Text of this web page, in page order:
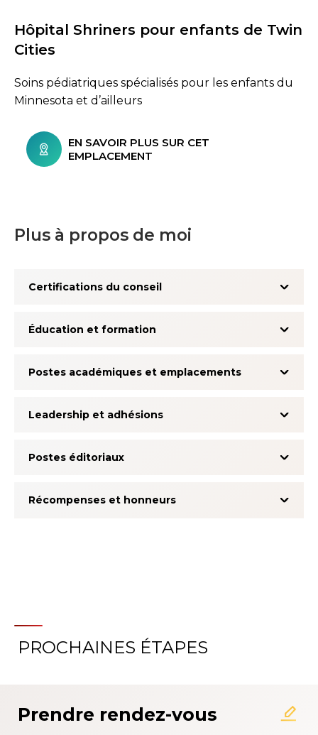
Hôpital Shriners pour enfants de Twin
Cities
Soins pédiatriques spécialisés pour les enfants du
Minnesota et d’ailleurs
EN SAVOIR PLUS SUR CET
EMPLACEMENT
Plus à propos de moi
Certifications du conseil
Éducation et formation
Postes académiques et emplacements
Leadership et adhésions
Postes éditoriaux
Récompenses et honneurs
À propos du système
PROCHAINES ÉTAPES
Prendre rendez-vous